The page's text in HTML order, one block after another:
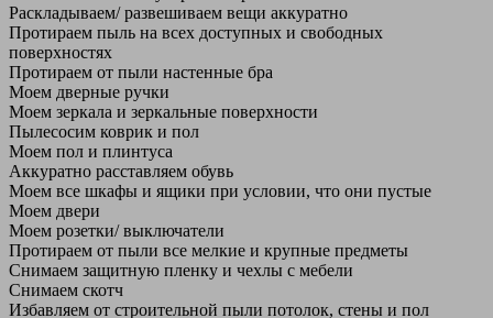
Раскладываем/ развешиваем вещи аккуратно
Протираем пыль на всех доступных и свободных
поверхностях
Протираем от пыли настенные бра
Моем дверные ручки
Моем зеркала и зеркальные поверхности
Пылесосим коврик и пол
Моем пол и плинтуса
Аккуратно расставляем обувь
Моем все шкафы и ящики при условии, что они пустые
Моем двери
Моем розетки/ выключатели
Протираем от пыли все мелкие и крупные предметы
Снимаем защитную пленку и чехлы с мебели
Снимаем скотч
Избавляем от строительной пыли потолок, стены и пол